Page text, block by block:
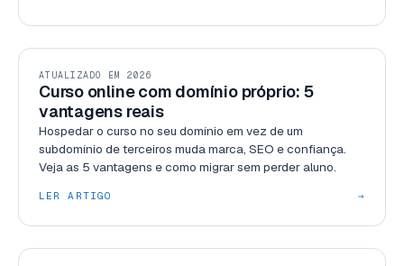
RECURSOS
ATUALIZADO EM 2026
Curso online com domínio próprio: 5
vantagens reais
Hospedar o curso no seu domínio em vez de um
subdomínio de terceiros muda marca, SEO e confiança.
Veja as 5 vantagens e como migrar sem perder aluno.
LER ARTIGO →